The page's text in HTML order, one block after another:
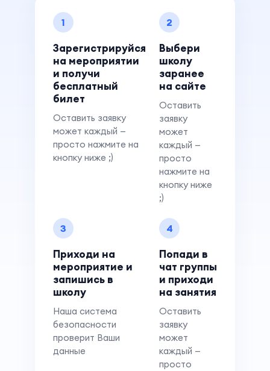
1
Зарегистрируйся
на мероприятии
и получи
бесплатный
билет
Оставить заявку
может каждый —
просто нажмите на
кнопку ниже ;)
2
Выбери
школу
заранее
на сайте
Оставить
заявку
может
каждый —
просто
нажмите на
кнопку ниже
;)
3
Приходи на
мероприятие и
запишись в
школу
Наша система
безопасности
проверит Ваши
данные
4
Попади в
чат группы
и приходи
на занятия
Оставить
заявку
может
каждый —
просто